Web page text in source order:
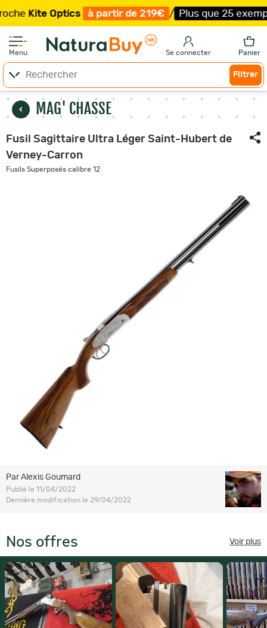
Optics à partir de 219€ / Plus que 25 exemplaires
Menu Se connecter Panier
Filtrer
MAG' CHASSE
Fusil Sagittaire Ultra Léger Saint-Hubert de
Verney-Carron
Fusils Superposés calibre 12
Par Alexis Goumard
Publié le 11/04/2022
Dernière modification le 29/04/2022
Nos offres Voir plus